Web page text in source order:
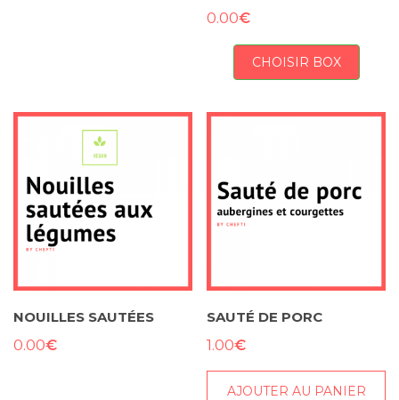
0.00€
CHOISIR BOX
NOUILLES SAUTÉES
0.00€
SAUTÉ DE PORC
1.00€
AJOUTER AU PANIER